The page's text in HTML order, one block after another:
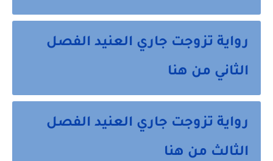
رواية تزوجت جاري العنيد الفصل
الثاني من هنا
رواية تزوجت جاري العنيد الفصل
الثالث من هنا